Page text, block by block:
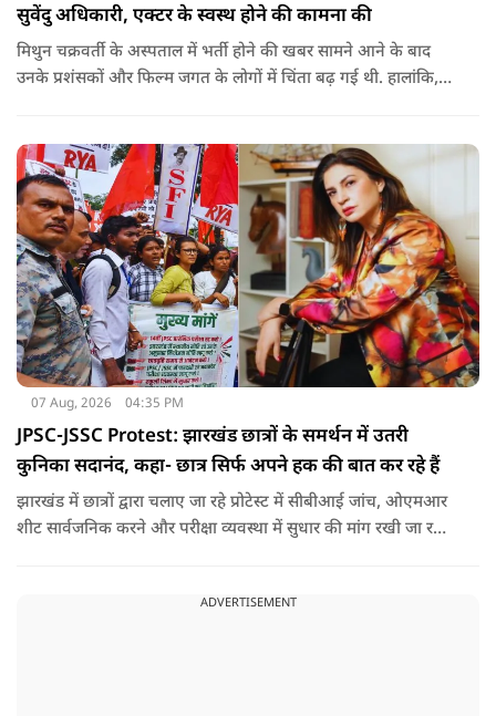
सुवेंदु अधिकारी, एक्टर के स्वस्थ होने की कामना की
मिथुन चक्रवर्ती के अस्पताल में भर्ती होने की खबर सामने आने के बाद
उनके प्रशंसकों और फिल्म जगत के लोगों में चिंता बढ़ गई थी. हालांकि,
07 Aug, 2026 04:35 PM
JPSC-JSSC Protest: झारखंड छात्रों के समर्थन में उतरी
कुनिका सदानंद, कहा- छात्र सिर्फ अपने हक की बात कर रहे हैं
झारखंड में छात्रों द्वारा चलाए जा रहे प्रोटेस्ट में सीबीआई जांच, ओएमआर
शीट सार्वजनिक करने और परीक्षा व्यवस्था में सुधार की मांग रखी जा रही
ADVERTISEMENT